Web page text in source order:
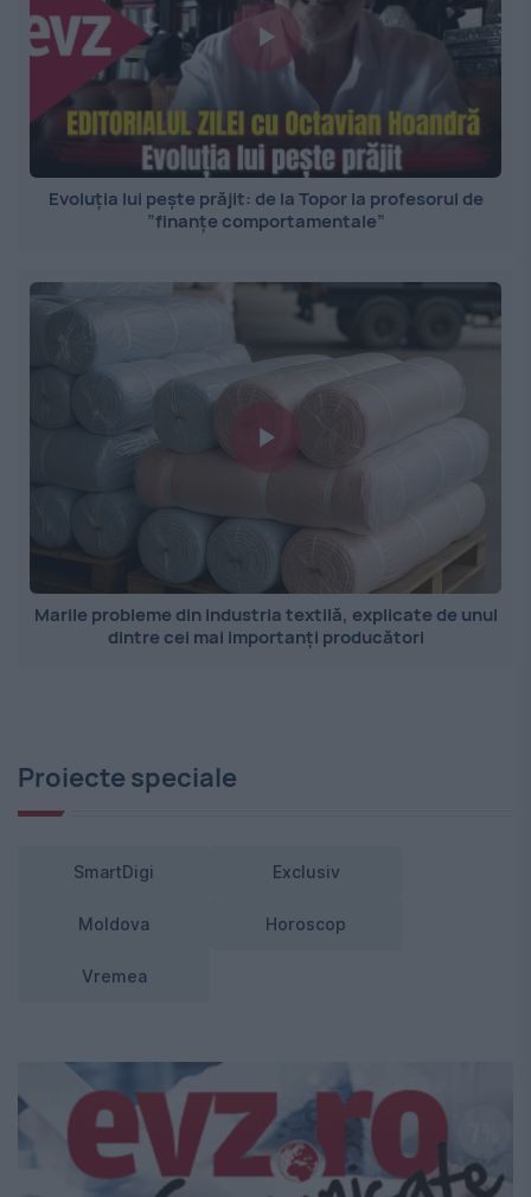
Evoluția lui pește prăjit: de la Topor la profesorul de
”finanțe comportamentale”
Marile probleme din industria textilă, explicate de unul
dintre cei mai importanți producători
Proiecte speciale
SmartDigi Exclusiv
Moldova Horoscop
Vremea